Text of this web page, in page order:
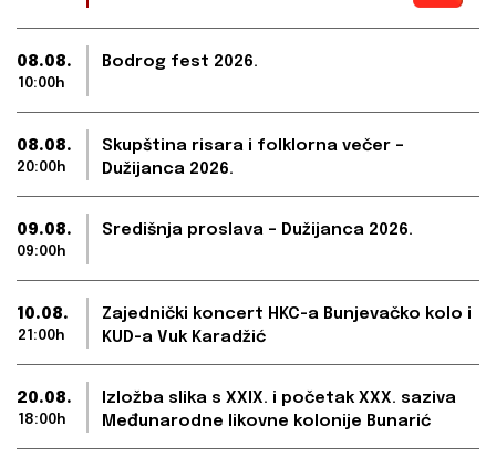
08.08.
10:00h
Bodrog fest 2026.
08.08.
20:00h
Skupština risara i folklorna večer –
Dužijanca 2026.
09.08.
09:00h
Središnja proslava – Dužijanca 2026.
10.08.
21:00h
Zajednički koncert HKC-a Bunjevačko kolo i
KUD-a Vuk Karadžić
20.08.
18:00h
Izložba slika s XXIX. i početak XXX. saziva
Međunarodne likovne kolonije Bunarić